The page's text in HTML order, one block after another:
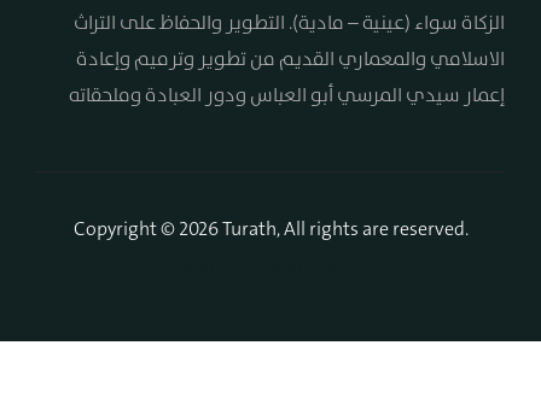
الزكاة سواء (عينية – مادية). التطوير والحفاظ على التراث
الاسلامي والمعماري القديم من تطوير وترميم وإعادة
إعمار سيدي المرسي أبو العباس ودور العبادة وملحقاته
Copyright © 2026 Turath, All rights are reserved.